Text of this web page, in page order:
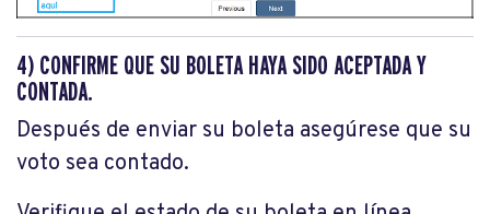
4) CONFIRME QUE SU BOLETA HAYA SIDO ACEPTADA Y
CONTADA.
Después de enviar su boleta asegúrese que su
voto sea contado.